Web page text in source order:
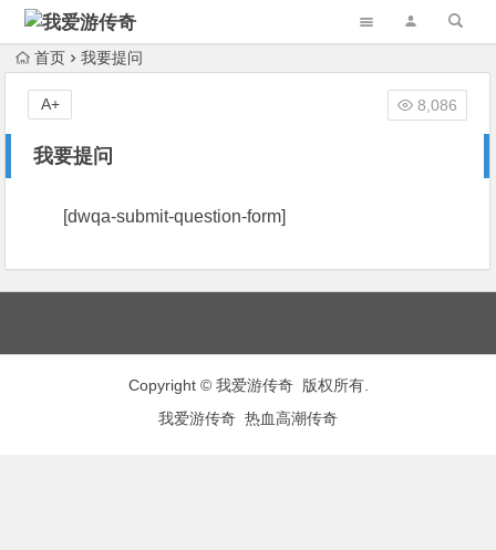
首页 我要提问
我要提问
[dwqa-submit-question-form]
8,086
A+
Copyright © 我爱游传奇 版权所有.
我爱游传奇 热血高潮传奇